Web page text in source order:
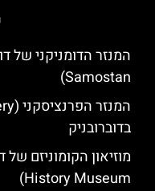
Samostan)
בדוברובניק
History Museum)